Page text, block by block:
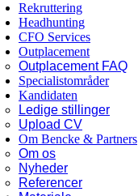
Rekruttering
Headhunting
CFO Services
Outplacement
Outplacement FAQ
Specialistområder
Kandidaten
Ledige stillinger
Upload CV
Om Bencke & Partners
Om os
Nyheder
Referencer